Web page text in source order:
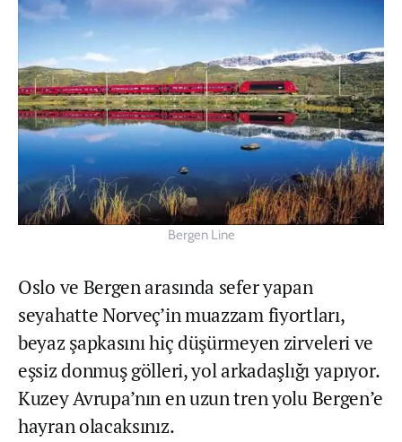
Bergen Line
Oslo ve Bergen arasında sefer yapan
seyahatte Norveç’in muazzam fiyortları,
beyaz şapkasını hiç düşürmeyen zirveleri ve
eşsiz donmuş gölleri, yol arkadaşlığı yapıyor.
Kuzey Avrupa’nın en uzun tren yolu Bergen’e
hayran olacaksınız.